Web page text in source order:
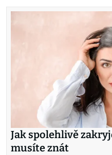
Jak spolehlivě
musíte znát